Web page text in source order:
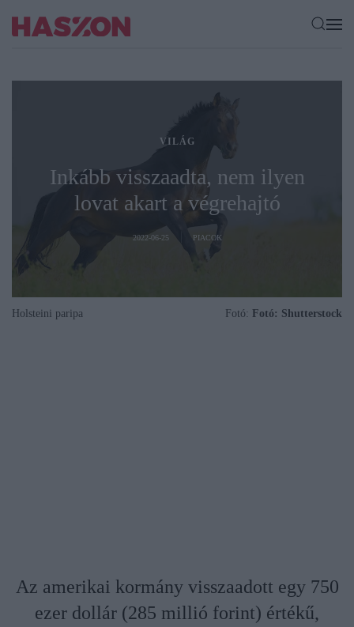
VILÁG
Inkább visszaadta, nem ilyen
lovat akart a végrehajtó
2022-06-25 PIACOK
Holsteini paripa Fotó: Fotó: Shutterstock
Az amerikai kormány visszaadott egy 750
ezer dollár (285 millió forint) értékű,